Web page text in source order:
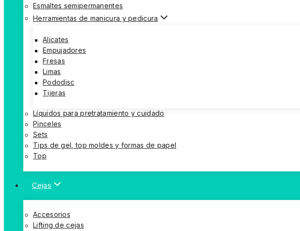
Esmaltes semipermanentes
Herramientas de manicura y pedicura
Alicates
Empujadores
Fresas
Limas
Pododisc
Tijeras
Líquidos para pretratamiento y cuidado
Pinceles
Sets
Tips de gel, top moldes y formas de papel
Top
Cejas
Accesorios
Lifting de cejas